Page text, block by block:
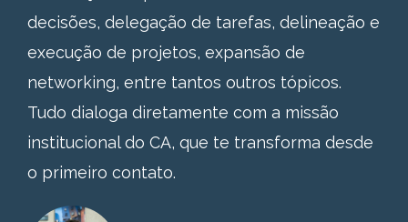
decisões, delegação de tarefas, delineação e
execução de projetos, expansão de
networking, entre tantos outros tópicos.
Tudo dialoga diretamente com a missão
institucional do CA, que te transforma desde
o primeiro contato.